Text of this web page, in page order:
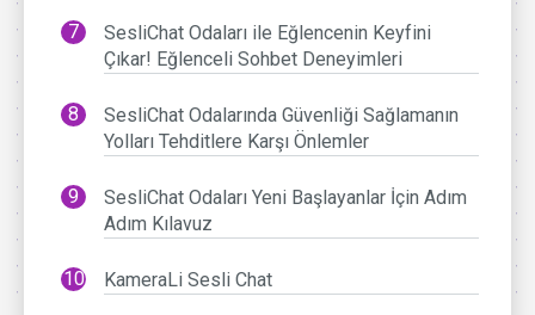
SesliChat Odaları ile Eğlencenin Keyfini
Çıkar! Eğlenceli Sohbet Deneyimleri
SesliChat Odalarında Güvenliği Sağlamanın
Yolları Tehditlere Karşı Önlemler
SesliChat Odaları Yeni Başlayanlar İçin Adım
Adım Kılavuz
KameraLi Sesli Chat